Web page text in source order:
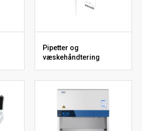
Pipetter og
væskehåndtering